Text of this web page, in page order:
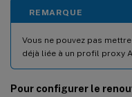
REMARQUE
Vous ne pouvez pas
déjà liée à un profil proxy
Pour configurer le